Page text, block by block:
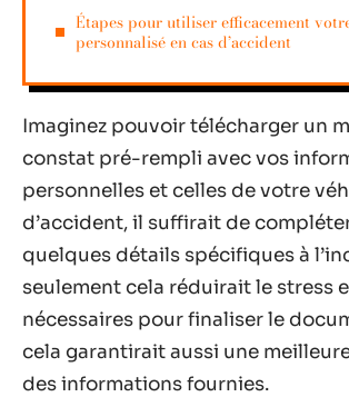
Étapes pour utiliser efficacement
personnalisé en cas d’accident
Imaginez pouvoir télécharger un
constat pré-rempli avec vos
personnelles et celles de votre
d’accident, il suffirait de
quelques détails spécifiques à
seulement cela réduirait le stress
nécessaires pour finaliser le
cela garantirait aussi une
des informations fournies.